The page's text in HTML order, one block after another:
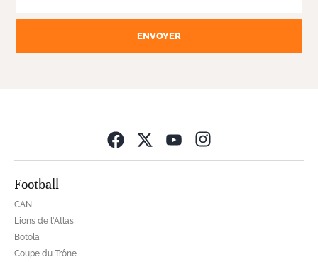
ENVOYER
Football
CAN
Lions de l'Atlas
Botola
Coupe du Trône